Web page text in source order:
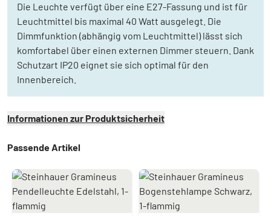
Die Leuchte verfügt über eine E27-Fassung und ist für
Leuchtmittel bis maximal 40 Watt ausgelegt. Die
Dimmfunktion (abhängig vom Leuchtmittel) lässt sich
komfortabel über einen externen Dimmer steuern. Dank
Schutzart IP20 eignet sie sich optimal für den
Innenbereich.
Informationen zur Produktsicherheit
Passende Artikel